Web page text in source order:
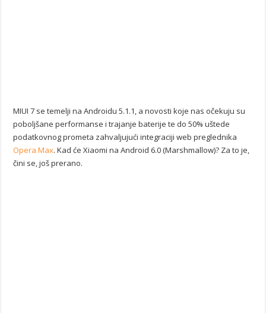
MIUI 7 se temelji na Androidu 5.1.1, a novosti koje nas očekuju su
poboljšane performanse i trajanje baterije te do 50% uštede
podatkovnog prometa zahvaljujući integraciji web preglednika
Opera Max. Kad će Xiaomi na Android 6.0 (Marshmallow)? Za to je,
čini se, još prerano.